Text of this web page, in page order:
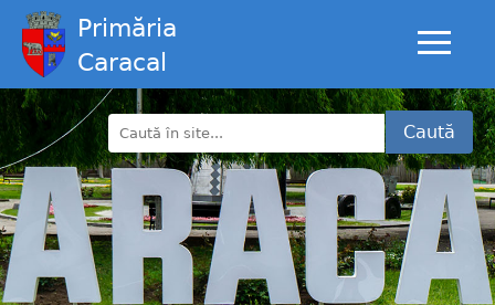
Primăria
Caracal
Caută